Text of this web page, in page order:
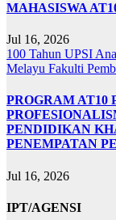
MAHASISWA
Jul 16, 2026
100 Tahun UPSI
Melayu Fakulti
PROGRAM AT10
PENDIDIKAN
PENEMPATAN
Jul 16, 2026
IPT/AGENSI